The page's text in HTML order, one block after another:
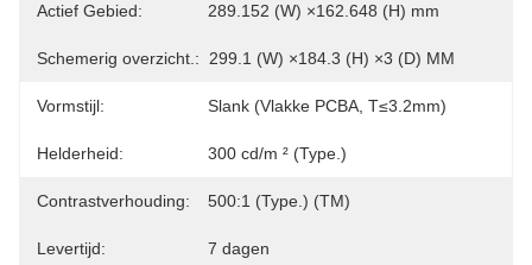
Actief Gebied: 289.152 (W) ×162.648 (H) mm
Schemerig overzicht.: 299.1 (W) ×184.3 (H) ×3 (D) MM
Vormstijl: Slank (Vlakke PCBA, T≤3.2mm)
Helderheid: 300 cd/m ² (Type.)
Contrastverhouding: 500:1 (Type.) (TM)
Levertijd: 7 dagen